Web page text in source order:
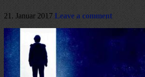
21. Januar 2017 Leave a comment